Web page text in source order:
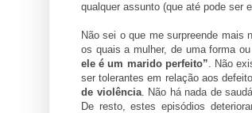
qualquer assunto (que até pode ser
Não sei o que me surpreende mais
os quais a mulher, de uma forma
ele é um marido perfeito”. Não
ser tolerantes em relação aos
de violência. Não há nada de
De resto, estes episódios